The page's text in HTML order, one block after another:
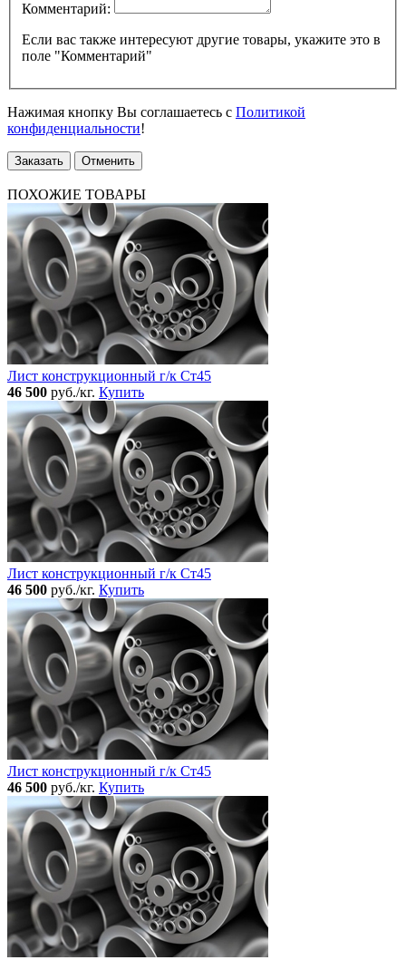
Комментарий:
Если вас также интересуют другие товары, укажите это в
поле "Комментарий"
Нажимая кнопку Вы соглашаетесь с Политикой
конфиденциальности!
Заказать Отменить
ПОХОЖИЕ ТОВАРЫ
Лист конструкционный г/к Ст45
46 500 руб./кг. Купить
Лист конструкционный г/к Ст45
46 500 руб./кг. Купить
Лист конструкционный г/к Ст45
46 500 руб./кг. Купить